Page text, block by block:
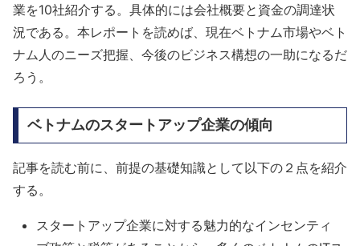
業を10社紹介する。具体的には会社概要と資金の調達状
況である。本レポートを読めば、現在ベトナム市場やベト
ナム人のニーズ把握、今後のビジネス構想の一助になるだ
ろう。
ベトナムのスタートアップ企業の傾向
記事を読む前に、前提の基礎知識として以下の２点を紹介
する。
スタートアップ企業に対する魅力的なインセンティ